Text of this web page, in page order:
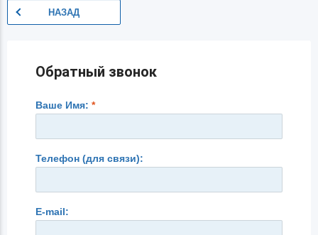
НАЗАД
Обратный звонок
Ваше Имя: *
Телефон (для связи):
E-mail: